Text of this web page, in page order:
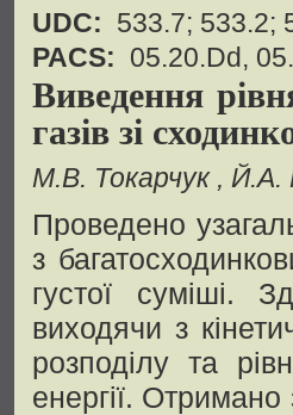
UDC: 533.7; 533.2;
PACS: 05.20.Dd,
Виведення
газів зі
М.В. Токарчук Й.А.
Проведено
з
густої суміші.
виходячи з
розподілу та
енергії. Отримано